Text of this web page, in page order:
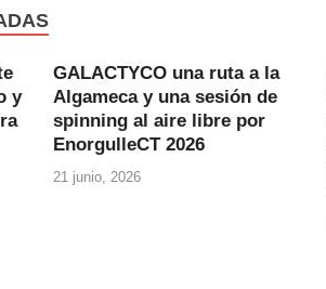
y
GALACTYCO una ruta a la
Algameca y una sesión de
spinning al aire libre por
EnorgulleCT 2026
21 junio, 2026